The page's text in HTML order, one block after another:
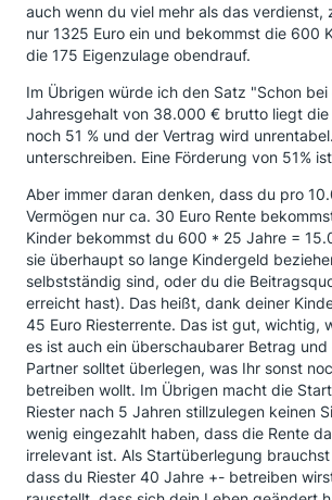
auch wenn du viel mehr als das verdienst,
nur 1325 Euro ein und bekommst die 600
die 175 Eigenzulage obendrauf.
Im Übrigen würde ich den Satz "Schon bei
Jahresgehalt von 38.000 € brutto liegt die
noch 51 % und der Vertrag wird
unterschreiben. Eine Förderung von 51%
Aber immer daran denken, dass du pro
Vermögen nur ca. 30 Euro Rente
Kinder bekommst du 600 * 25 Jahre =
sie überhaupt so lange Kindergeld
selbstständig sind, oder du die
erreicht hast). Das heißt, dank deiner
45 Euro Riesterrente. Das ist gut, wichtig,
es ist auch ein überschaubarer Betrag
Partner solltet überlegen, was Ihr sonst
betreiben wollt. Im Übrigen macht die
Riester nach 5 Jahren stillzulegen keinen
wenig eingezahlt haben, dass die Rente
irrelevant ist. Als Startüberlegung
dass du Riester 40 Jahre +- betreiben